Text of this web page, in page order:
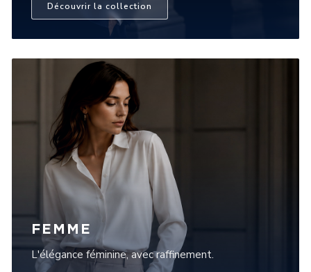
Découvrir la collection
FEMME
L'élégance féminine, avec raffinement.